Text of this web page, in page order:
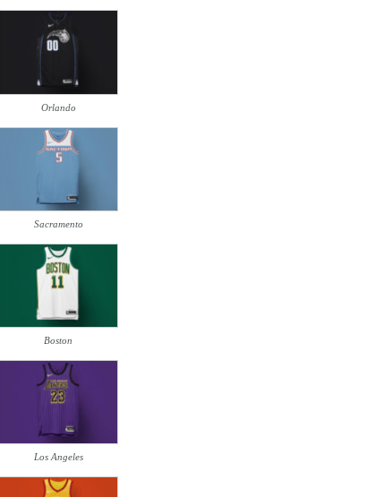
Orlando
Sacramento
Boston
Los Angeles